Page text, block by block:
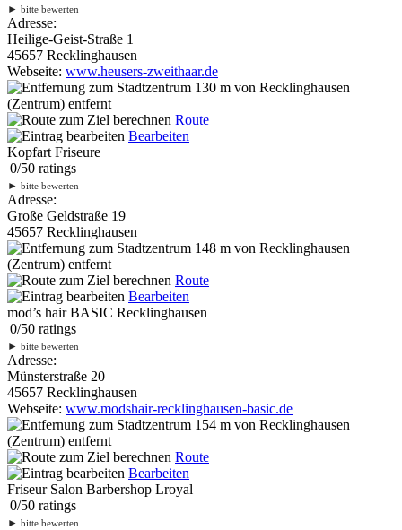
► bitte bewerten
Adresse:
Heilige-Geist-Straße 1
45657 Recklinghausen
Webseite: www.heusers-zweithaar.de
130 m von Recklinghausen
(Zentrum) entfernt
Route
Bearbeiten
Kopfart Friseure
0/50 ratings
► bitte bewerten
Adresse:
Große Geldstraße 19
45657 Recklinghausen
148 m von Recklinghausen
(Zentrum) entfernt
Route
Bearbeiten
mod’s hair BASIC Recklinghausen
0/50 ratings
► bitte bewerten
Adresse:
Münsterstraße 20
45657 Recklinghausen
Webseite: www.modshair-recklinghausen-basic.de
154 m von Recklinghausen
(Zentrum) entfernt
Route
Bearbeiten
Friseur Salon Barbershop Lroyal
0/50 ratings
► bitte bewerten